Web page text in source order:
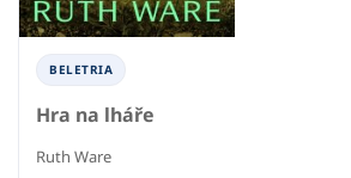
BELETRIA
Hra na lháře
Ruth Ware